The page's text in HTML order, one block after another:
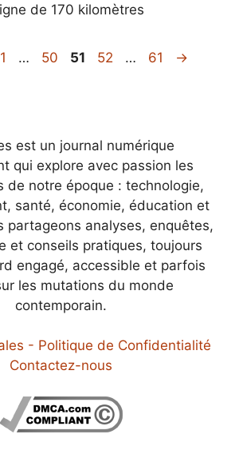
de 170 kilomètres
Page
1 … Page
50 Page
51 Page
52 … Page
61
→
est un journal numérique
qui explore avec passion les
de notre époque : technologie,
santé, économie, éducation et
partageons analyses, enquêtes,
et conseils pratiques, toujours
engagé, accessible et parfois
les mutations du monde
contemporain.
- Politique de Confidentialité
Contactez-nous